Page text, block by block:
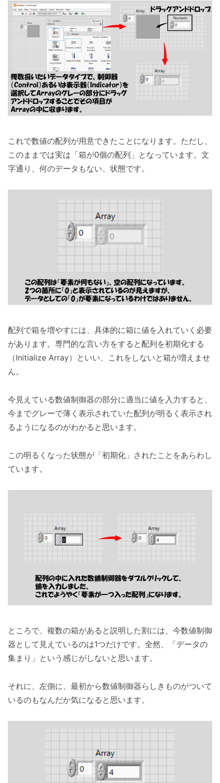
これで数値の配列が用意できたことになります。ただし、
このままでは実は「箱が0個の配列」となっています。文
字通り、何のデータもない、状態です。
配列で箱を増やすには、具体的に箱に値を入れていく必要
があります。専門的な言い方をすると配列を初期化する
（Initialize Array）といい、これをしないと箱が増えませ
ん。
今見えている数値制御器の部分に適当に値を入力すると、
今までグレーで薄く表示されていた配列が明るく表示され
るようになるのがわかると思います。
この明るくなった状態が「初期化」されたことをあらわし
ています。
ところで、複数の箱があると説明した割には、今数値制御
器として見えているのは1つだけです。全然、「データの
集まり」という感じがしないと思います。
それに、左側に、最初から数値制御器らしきものがついて
いるのもなんだか気になると思います。